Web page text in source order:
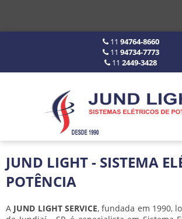
11 94764-8660
11 94734-7773
11 2449-3428
JUND LIGHT - SISTEMA
POTÊNCIA
A JUND LIGHT SERVICE, fundada em 1990,